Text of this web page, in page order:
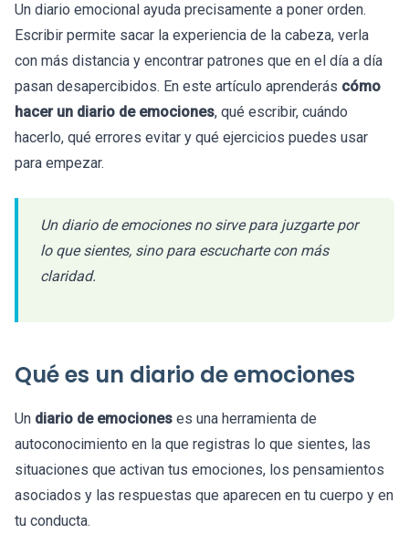
Un diario emocional ayuda precisamente a poner orden.
Escribir permite sacar la experiencia de la cabeza, verla
con más distancia y encontrar patrones que en el día a día
pasan desapercibidos. En este artículo aprenderás cómo
hacer un diario de emociones, qué escribir, cuándo
hacerlo, qué errores evitar y qué ejercicios puedes usar
para empezar.
Un diario de emociones no sirve para juzgarte por
lo que sientes, sino para escucharte con más
claridad.
Qué es un diario de emociones
Un diario de emociones es una herramienta de
autoconocimiento en la que registras lo que sientes, las
situaciones que activan tus emociones, los pensamientos
asociados y las respuestas que aparecen en tu cuerpo y en
tu conducta.